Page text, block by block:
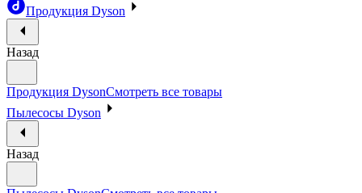
Продукция Dyson
Назад
Продукция DysonСмотреть все товары
Пылесосы Dyson
Назад